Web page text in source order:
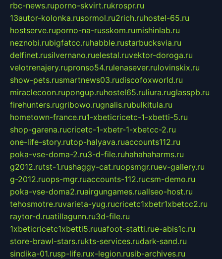
rbc-news.ruporno-skvirt.rukrospr.ru
13autor-kolonka.rusormol.ru2rich.ruhostel-65.ru
hostserve.ruporno-na-russkom.rumishinlab.ru
neznobi.rubigfatcc.ruhabble.rustarbucksvia.ru
delfinet.rusilvernano.ruelestal.ruvektor-doroga.ru
velotrenajery.rupronso54.rulenasever.rulovinskix.ru
show-pets.rusmartnews03.rudiscofoxworld.ru
miraclecoon.rupongup.ruhostel65.ruliura.ruglasspb.ru
firehunters.rugribowo.rugnalis.rubulkitula.ru
hometown-france.ru1-xbeticricetc-1-xbetti-5.ru
shop-garena.rucricetc-1-xbetr-1-xbetcc-2.ru
one-life-story.rutop-halyava.ruaccounts112.ru
poka-vse-doma-2.ru3-d-file.ruhahahaharms.ru
g2012.rutst-1.rushaggy-cat.ruopsmgr.ruev-gallery.ru
g-2012.ruops-mgr.ruaccounts-112.rucsm-demo.ru
poka-vse-doma2.ruairgungames.ruallseo-host.ru
tehosmotre.ruvarieta-yug.rucricetc1xbetr1xbetcc2.ru
raytor-d.ruatillagunn.ru3d-file.ru
1xbeticricetc1xbetti5.ruuafoot-statti.rue-abis1c.ru
store-brawl-stars.rukts-services.rudark-sand.ru
sindika-01.rusp-life.rux-legion.rusib-archives.ru